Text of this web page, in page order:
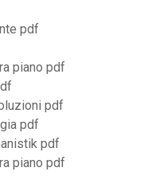
pdf
piano pdf
pdf
pdf
pdf
piano pdf